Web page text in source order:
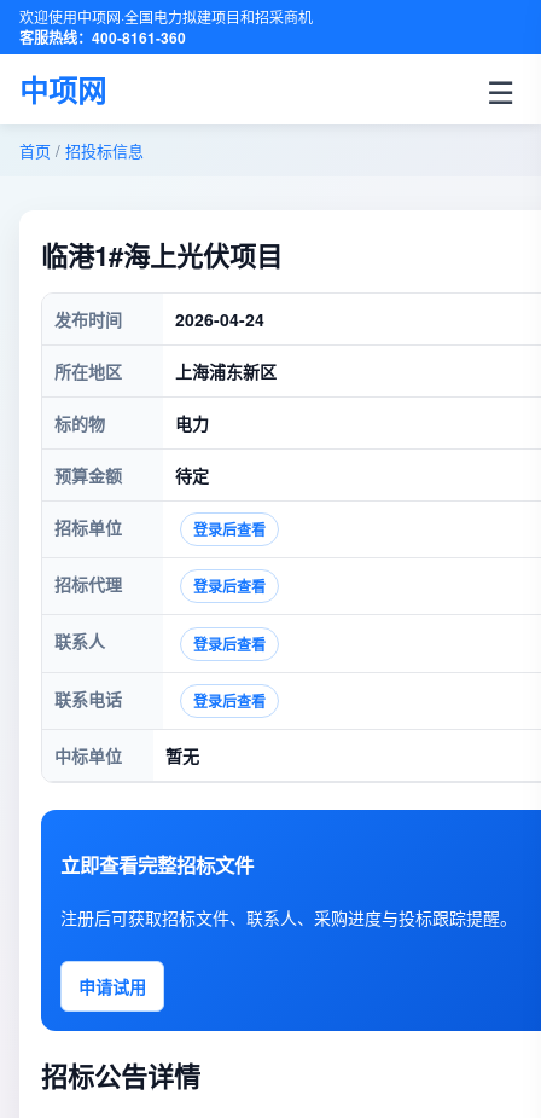
欢迎使用中项网·全国电力拟建项目和招采商机
客服热线：400-8161-360
中项网 ☰
首页 / 招投标信息
临港1#海上光伏项目
发布时间 2026-04-24
所在地区 上海浦东新区
标的物 电力
预算金额 待定
招标单位 登录后查看
招标代理 登录后查看
联系人 登录后查看
联系电话 登录后查看
中标单位 暂无
立即查看完整招标文件
注册后可获取招标文件、联系人、采购进度与投标跟踪提醒。
申请试用
招标公告详情